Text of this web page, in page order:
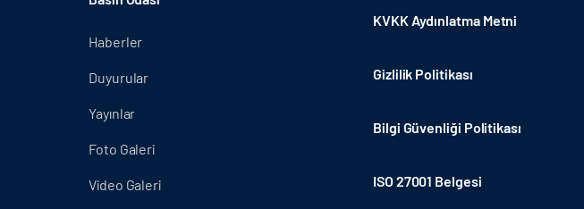
Haberler
Duyurular
Yayınlar
Foto Galeri
Video Galeri
KVKK Aydınlatma Metni
Gizlilik Politikası
Bilgi Güvenliği Politikası
ISO 27001 Belgesi